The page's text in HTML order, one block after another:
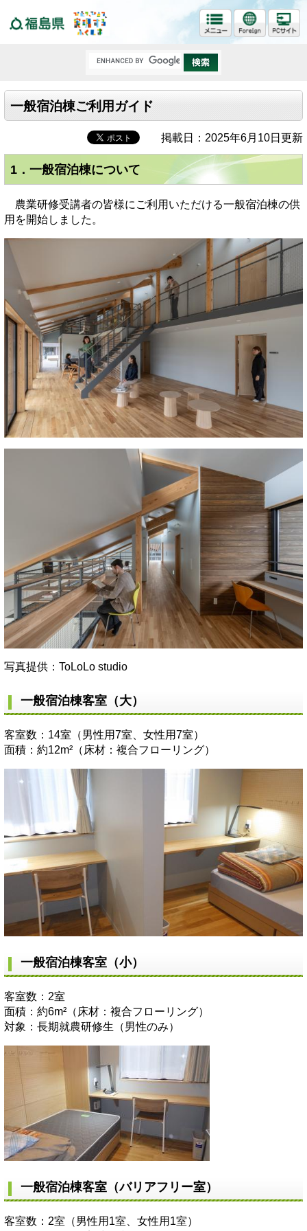
一般宿泊棟ご利用ガイド
掲載日：2025年6月10日更新
1．一般宿泊棟について
農業研修受講者の皆様にご利用いただける一般宿泊棟の供
用を開始しました。
写真提供：ToLoLo studio
一般宿泊棟客室（大）
客室数：14室（男性用7室、女性用7室）
面積：約12m²（床材：複合フローリング）
一般宿泊棟客室（小）
客室数：2室
面積：約6m²（床材：複合フローリング）
対象：長期就農研修生（男性のみ）
一般宿泊棟客室（バリアフリー室）
客室数：2室（男性用1室、女性用1室）